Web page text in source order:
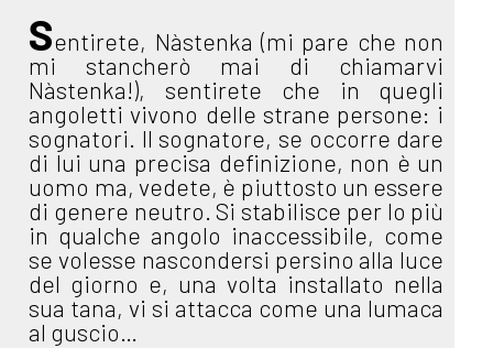
Sentirete, Nàstenka (mi pare che non
mi stancherò mai di chiamarvi
Nàstenka!), sentirete che in quegli
angoletti vivono delle strane persone: i
sognatori. Il sognatore, se occorre dare
di lui una precisa definizione, non è un
uomo ma, vedete, è piuttosto un essere
di genere neutro. Si stabilisce per lo più
in qualche angolo inaccessibile, come
se volesse nascondersi persino alla luce
del giorno e, una volta installato nella
sua tana, vi si attacca come una lumaca
al guscio…